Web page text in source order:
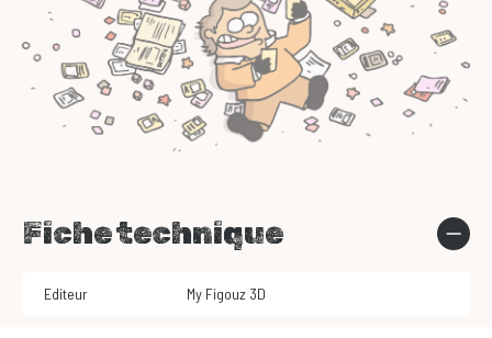
Fiche technique
Editeur My Figouz 3D